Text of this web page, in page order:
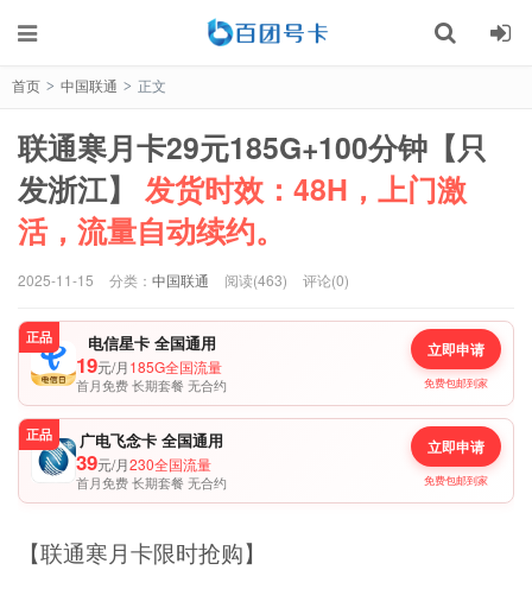
首页 > 中国联通 > 正文
联通寒月卡29元185G+100分钟【只
发浙江】 发货时效：48H，上门激
活，流量自动续约。
2025-11-15 分类： 中国联通 阅读(463) 评论(0)
正品 电信星卡 全国通用
19元/月185G全国流量
首月免费 长期套餐 无合约
立即申请
免费包邮到家
正品 广电飞念卡 全国通用
39元/月230全国流量
首月免费 长期套餐 无合约
立即申请
免费包邮到家
【联通寒月卡限时抢购】